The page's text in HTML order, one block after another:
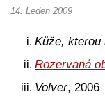
14. Leden 2009
Kůže, kterou
Rozervaná
Volver, 2006